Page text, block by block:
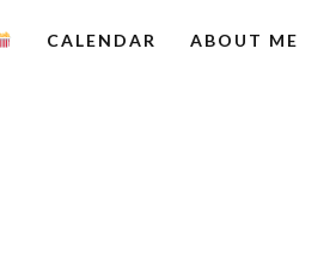
CALENDAR ABOUT ME